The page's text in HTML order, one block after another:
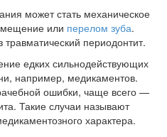
может стать механическое
или перелом зуба.
травматический периодонтит.
едких сильнодействующих
например, медикаментов.
ошибки, чаще всего —
Такие случаи называют
характера.